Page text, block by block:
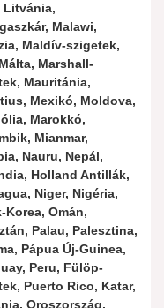
Litvánia,
Malawi,
Maldív-szigetek,
Marshall-
Mauritánia,
Mexikó, Moldova,
Marokkó,
Mianmar,
Nauru, Nepál,
Holland Antillák,
Niger, Nigéria,
Korea, Omán,
Palau, Palesztina,
Pápua Új-Guinea,
Peru, Fülöp-
Puerto Rico, Katar,
Oroszország,